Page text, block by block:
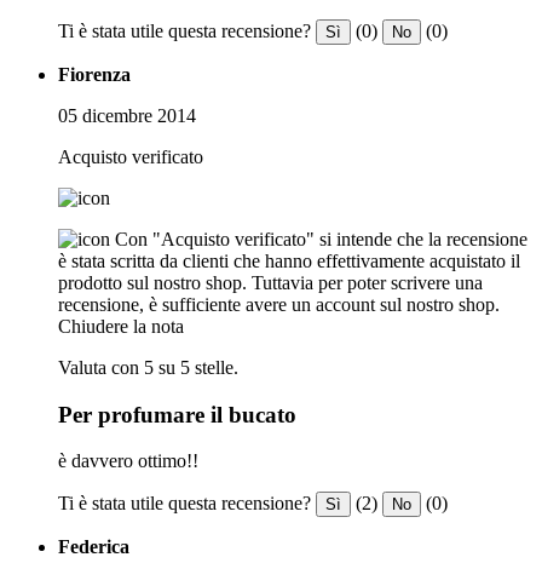
Ti è stata utile questa recensione? Sì (0) No (0)
Fiorenza
05 dicembre 2014
Acquisto verificato
Con "Acquisto verificato" si intende che la recensione
è stata scritta da clienti che hanno effettivamente acquistato il
prodotto sul nostro shop. Tuttavia per poter scrivere una
recensione, è sufficiente avere un account sul nostro shop.
Chiudere la nota
Valuta con 5 su 5 stelle.
Per profumare il bucato
è davvero ottimo!!
Ti è stata utile questa recensione? Sì (2) No (0)
Federica